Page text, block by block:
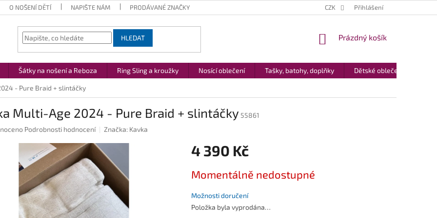
O NOŠENÍ DĚTÍ NAPIŠTE NÁM PRODÁVANÉ ZNAČKY CZK Přihlášení
HLEDAT
NÁKUPNÍ
Prázdný košík
Šátky na nošení a Reboza Ring Sling a kroužky Nosící oblečení Tašky, batohy, doplňky Dětské oblečení
- Pure Braid + slintáčky
Multi-Age 2024 - Pure Braid + slintáčky 55861
Podrobnosti hodnocení Značka: Kavka
4 390 Kč
cena:
Momentálně nedostupné
Možnosti doručení
Položka byla vyprodána…